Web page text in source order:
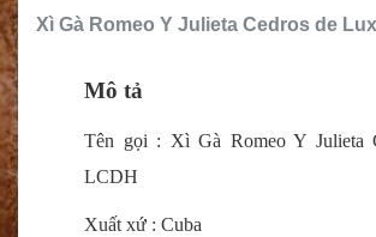
Xì Gà Romeo Y Julieta Cedros de
Mô tả
Tên gọi : Xì Gà Romeo Y Julieta
LCDH
Xuất xứ : Cuba